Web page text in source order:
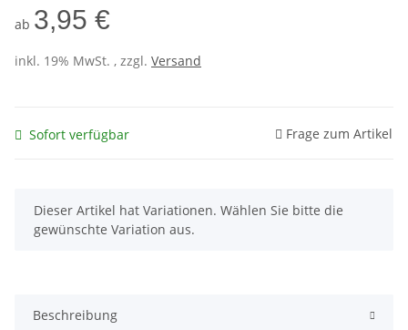
ab 3,95 €
inkl. 19% MwSt. , zzgl. Versand
Sofort verfügbar Frage zum Artikel
x
Dieser Artikel hat Variationen. Wählen Sie bitte die
gewünschte Variation aus.
Beschreibung